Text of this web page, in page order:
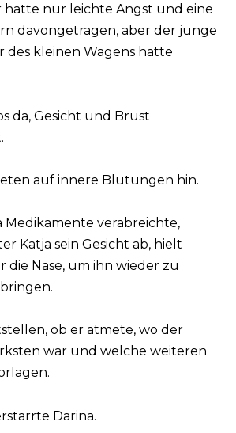
hatte nur leichte Angst und eine
davongetragen, aber der junge
des kleinen Wagens hatte
da, Gesicht und Brust
auf innere Blutungen hin.
Medikamente verabreichte,
Katja sein Gesicht ab, hielt
die Nase, um ihn wieder zu
ob er atmete, wo der
war und welche weiteren
Darina.